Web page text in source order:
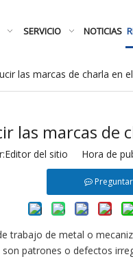
SERVICIO NOTICIAS
las marcas de charla en
las marcas de
del sitio Hora de
Preguntar
trabajo de metal o
patrones o defectos